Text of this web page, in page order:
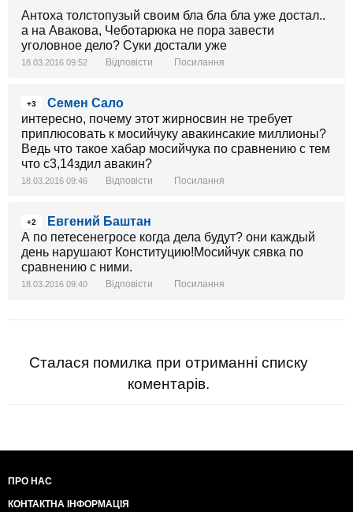
Антоха толстопузый своим бла бла бла уже достал..
а на Авакова, Чеботарюка не пора завести
уголовное дело? Суки достали уже
18.03.2016 09:52 Відповісти Посилання
+3
Семен Сало
интересно, почему этот жирносвин не требует
приплюсовать к мосийчуку авакинсакие миллионы?
Ведь что такое хабар мосийчука по сравнению с тем
что с3,14здил авакин?
18.03.2016 09:46 Відповісти Посилання
+2
Евгений Баштан
А по петесенегросе когда дела будут? они каждый
день нарушают Конституцию!Мосийчук сявка по
сравнению с ними.
18.03.2016 09:40 Відповісти Посилання
Сталася помилка при отриманні списку
коментарів.
ПРО НАС
КОНТАКТНА ІНФОРМАЦІЯ